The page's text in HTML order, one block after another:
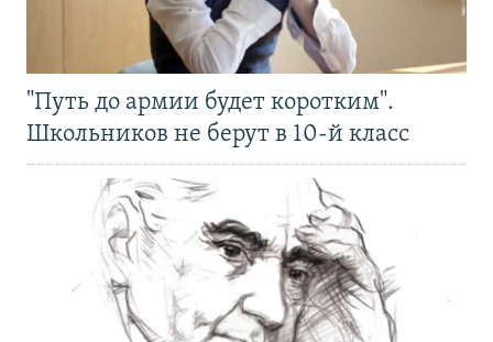
"Путь до армии будет коротким".
Школьников не берут в 10-й класс